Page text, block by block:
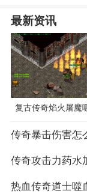
最新资讯
复古传奇焰火屠魔
传奇暴击伤害怎
传奇攻击力药水
热血传奇道士噬